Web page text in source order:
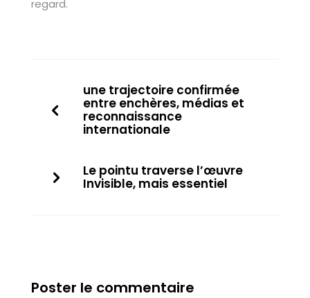
regard.
une trajectoire confirmée
entre enchères, médias et
reconnaissance
internationale
Le pointu traverse l’œuvre
Invisible, mais essentiel
Poster le commentaire